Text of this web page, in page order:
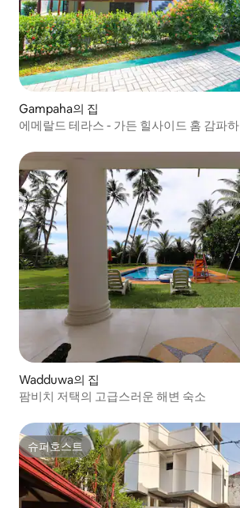
Gampaha의 집
에메랄드 테라스 - 가든 힐사이드 홈 감파하
Wadduwa의 집
팜비치 저택의 고급스러운 해변 숙소
슈퍼호스트
슈퍼호스트